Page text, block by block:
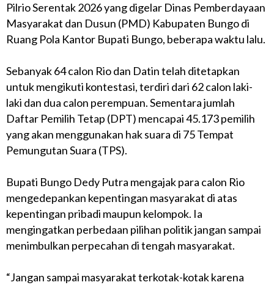
Pilrio Serentak 2026 yang digelar Dinas Pemberdayaan
Masyarakat dan Dusun (PMD) Kabupaten Bungo di
Ruang Pola Kantor Bupati Bungo, beberapa waktu lalu.
Sebanyak 64 calon Rio dan Datin telah ditetapkan
untuk mengikuti kontestasi, terdiri dari 62 calon laki-
laki dan dua calon perempuan. Sementara jumlah
Daftar Pemilih Tetap (DPT) mencapai 45.173 pemilih
yang akan menggunakan hak suara di 75 Tempat
Pemungutan Suara (TPS).
Bupati Bungo Dedy Putra mengajak para calon Rio
mengedepankan kepentingan masyarakat di atas
kepentingan pribadi maupun kelompok. Ia
mengingatkan perbedaan pilihan politik jangan sampai
menimbulkan perpecahan di tengah masyarakat.
“Jangan sampai masyarakat terkotak-kotak karena